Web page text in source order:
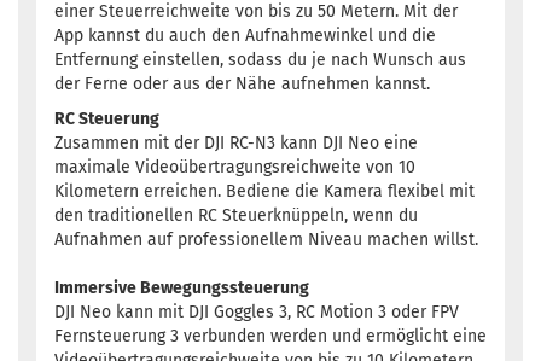
einer Steuerreichweite von bis zu 50 Metern. Mit der
App kannst du auch den Aufnahmewinkel und die
Entfernung einstellen, sodass du je nach Wunsch aus
der Ferne oder aus der Nähe aufnehmen kannst.
RC Steuerung
Zusammen mit der DJI RC-N3 kann DJI Neo eine
maximale Videoübertragungsreichweite von 10
Kilometern erreichen. Bediene die Kamera flexibel mit
den traditionellen RC Steuerknüppeln, wenn du
Aufnahmen auf professionellem Niveau machen willst.
Immersive Bewegungssteuerung
DJI Neo kann mit DJI Goggles 3, RC Motion 3 oder FPV
Fernsteuerung 3 verbunden werden und ermöglicht eine